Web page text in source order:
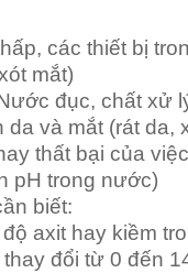
các thiết bị
mắt)
đục, chất xử
và mắt (rát da,
thất bại của
pH trong nước)
biết:
axit hay kiềm
đổi từ 0 đến